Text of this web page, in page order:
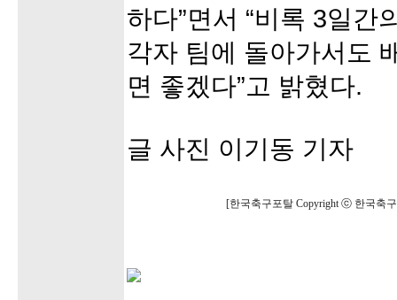
하다”면서 “비록 3일간
각자 팀에 돌아가서도
면 좋겠다”고 밝혔다.
글 사진 이기동 기자
[한국축구포탈 Copyright ⓒ 한국축